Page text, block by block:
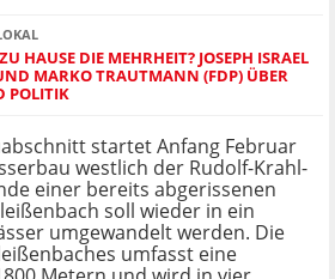
HAUSE DIE MEHRHEIT? JOSEPH ISRAEL
MARKO TRAUTMANN (FDP) ÜBER
POLITIK
startet Anfang Februar
westlich der Rudolf-Krahl-
einer bereits abgerissenen
soll wieder in ein
umgewandelt werden. Die
umfasst eine